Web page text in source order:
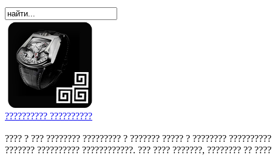
?????????? ??????????
???? ? ??? ???????? ????????? ? ??????? ????? ? ????????
??????? ?????????? ????????????. ??? ???? ???????, ???????? ??